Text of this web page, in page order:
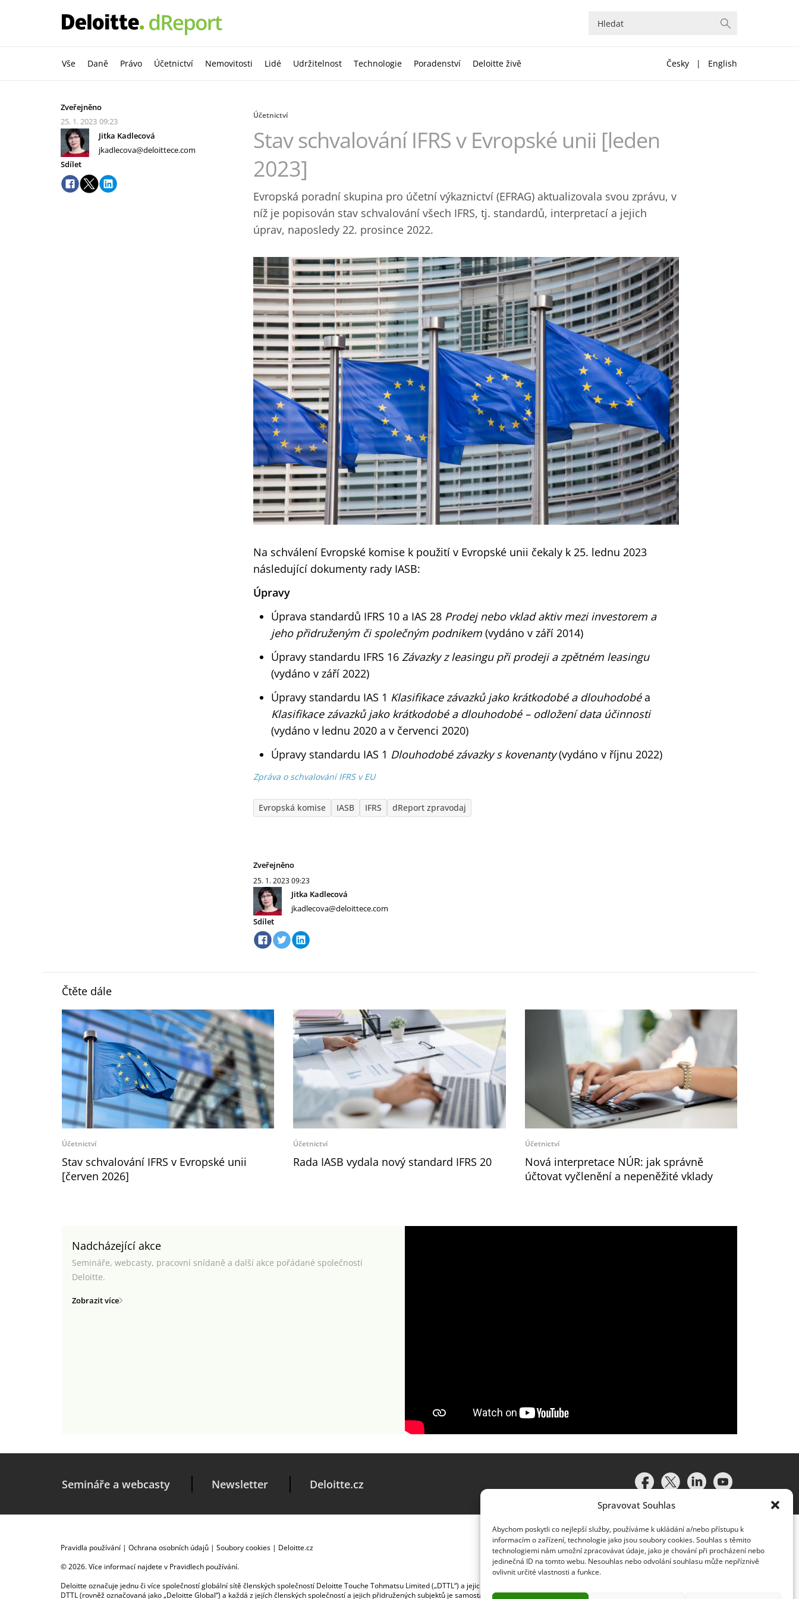
Spravovat Souhlas
Abychom poskytli co nejlepší služby, používáme k ukládání a/nebo přístupu k
informacím o zařízení, technologie jako jsou soubory cookies. Souhlas s těmito
technologiemi nám umožní zpracovávat údaje, jako je chování při procházení nebo
jedinečná ID na tomto webu. Nesouhlas nebo odvolání souhlasu může nepříznivě
ovlivnit určité vlastnosti a funkce.
Vše Daně Právo Účetnictví Nemovitosti Lidé Udržitelnost Technologie Poradenství Deloitte živě Česky | English
Zveřejněno
25. 1. 2023 09:23
Jitka Kadlecová
jkadlecova@deloittece.com
Sdílet
Účetnictví
Stav schvalování IFRS v Evropské unii [leden
2023]
Evropská poradní skupina pro účetní výkaznictví (EFRAG) aktualizovala svou zprávu, v
níž je popisován stav schvalování všech IFRS, tj. standardů, interpretací a jejich
úprav, naposledy 22. prosince 2022.
Na schválení Evropské komise k použití v Evropské unii čekaly k 25. lednu 2023
následující dokumenty rady IASB:
Úpravy
Úprava standardů IFRS 10 a IAS 28 Prodej nebo vklad aktiv mezi investorem a
jeho přidruženým či společným podnikem (vydáno v září 2014)
Úpravy standardu IFRS 16 Závazky z leasingu při prodeji a zpětném leasingu
(vydáno v září 2022)
Úpravy standardu IAS 1 Klasifikace závazků jako krátkodobé a dlouhodobéa
Klasifikace závazků jako krátkodobé a dlouhodobé – odložení data účinnosti
(vydáno v lednu 2020 a v červenci 2020)
Úpravy standardu IAS 1 Dlouhodobé závazky s kovenanty(vydáno v říjnu 2022)
Zpráva o schvalování IFRS v EU
Evropská komise IASB IFRS dReport zpravodaj
Zveřejněno
25. 1. 202309:23
Jitka Kadlecová
jkadlecova@deloittece.com
Sdílet
Čtěte dále
Účetnictví
Stav schvalování IFRS v Evropské unii
[červen 2026]
Účetnictví
Rada IASB vydala nový standard IFRS 20
Účetnictví
Nová interpretace NÚR: jak správně
účtovat vyčlenění a nepeněžité vklady
Nadcházející akce
Semináře, webcasty, pracovní snídaně a další akce pořádané společností
Deloitte.
Zobrazit více
Semináře a webcasty Newsletter Deloitte.cz
Pravidla používání | Ochrana osobních údajů | Soubory cookies | Deloitte.cz
© 2026. Více informací najdete v Pravidlech používání.
Deloitte označuje jednu či více společností globální sítě členských společností Deloitte Touche Tohmatsu Limited („DTTL“) a jejich dceřiné a přidružené subjekty (souhrnně „organizace Deloitte“). Společnost
DTTL (rovněž označovaná jako „Deloitte Global“) a každá z jejích členských společností a jejich přidružených subjektů je samostatným a nezávislým právním subjektem, který není oprávněn zavazovat nebo